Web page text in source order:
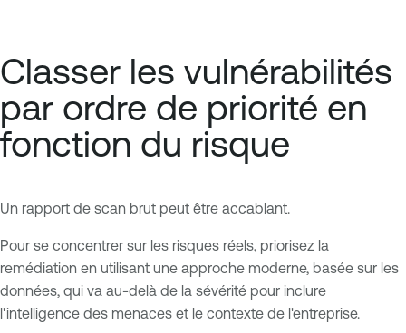
Classer les vulnérabilités
par ordre de priorité en
fonction du risque
Un rapport de scan brut peut être accablant.
Pour se concentrer sur les risques réels, priorisez la
remédiation en utilisant une approche moderne, basée sur les
données, qui va au-delà de la sévérité pour inclure
l'intelligence des menaces et le contexte de l'entreprise.